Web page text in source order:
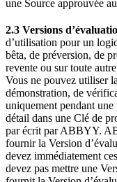
une Source approuvée
2.3 Versions
d’utilisation pour un
bêta, de préversion, de
revente ou sur toute
Vous ne pouvez utiliser
démonstration, de
uniquement pendant
détail dans une Clé de
par écrit par ABBYY.
fournir la Version
devez immédiatement
devez pas mettre une